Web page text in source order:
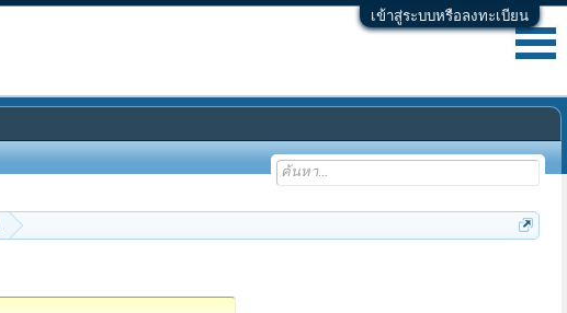
เข้าสู่ระบบหรือลงทะเบียน